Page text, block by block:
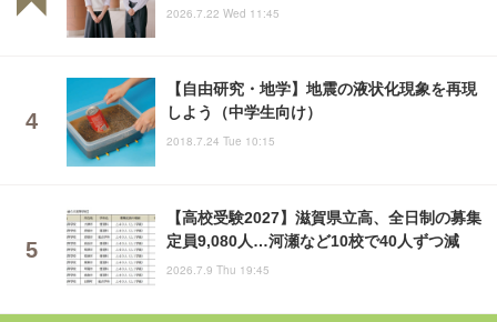
2026.7.22 Wed 11:45
【自由研究・地学】地震の液状化現象を再現
しよう（中学生向け）
2018.7.24 Tue 10:15
【高校受験2027】滋賀県立高、全日制の募集
定員9,080人…河瀬など10校で40人ずつ減
2026.7.9 Thu 19:45